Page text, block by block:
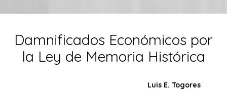
Damnificados Económicos por
la Ley de Memoria Histórica
Luis E. Togores